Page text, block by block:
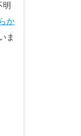
明
か
ま